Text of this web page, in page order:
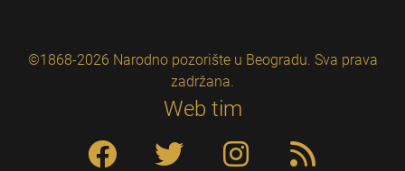
©1868-2026 Narodno pozorište u Beogradu. Sva prava
zadržana.
Web tim